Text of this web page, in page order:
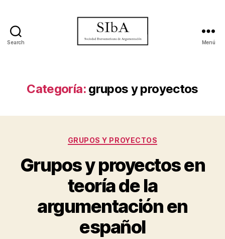
Search
Argumentación
Menú
Categoría: grupos y proyectos
Categorías
GRUPOS Y PROYECTOS
Grupos y proyectos en
teoría de la
argumentación en
español